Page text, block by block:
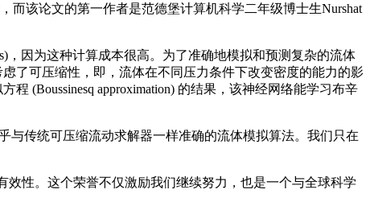
该论文的第一作者是范德堡计算机科学二年级博士生Nurshat
因为这种计算成本很高。为了准确地模拟和预测复杂的流体
了可压缩性，即，流体在不同压力条件下改变密度的能力的影
(Boussinesq approximation) 的结果，该神经网络能学习布辛
传统可压缩流动求解器一样准确的流体模拟算法。我们只在
性。这个荣誉不仅激励我们继续努力，也是一个与全球科学